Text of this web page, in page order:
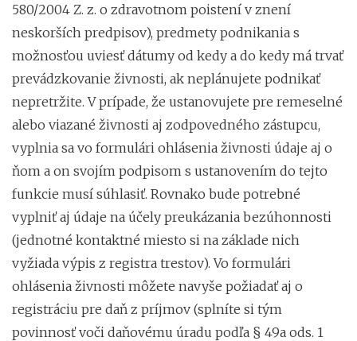
580/2004 Z. z. o zdravotnom poistení v znení
neskorších predpisov), predmety podnikania s
možnosťou uviesť dátumy od kedy a do kedy má trvať
prevádzkovanie živnosti, ak neplánujete podnikať
nepretržite. V prípade, že ustanovujete pre remeselné
alebo viazané živnosti aj zodpovedného zástupcu,
vyplnia sa vo formulári ohlásenia živnosti údaje aj o
ňom a on svojím podpisom s ustanovením do tejto
funkcie musí súhlasiť. Rovnako bude potrebné
vyplniť aj údaje na účely preukázania bezúhonnosti
(jednotné kontaktné miesto si na základe nich
vyžiada výpis z registra trestov). Vo formulári
ohlásenia živnosti môžete navyše požiadať aj o
registráciu pre daň z príjmov (splníte si tým
povinnosť voči daňovému úradu podľa § 49a ods. 1